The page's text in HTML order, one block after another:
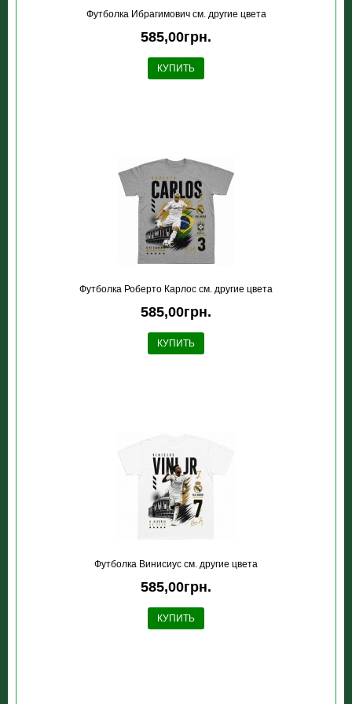
Футболка Ибрагимович см. другие цвета
585,00грн.
КУПИТЬ
Футболка Роберто Карлос см. другие цвета
585,00грн.
КУПИТЬ
Футболка Винисиус см. другие цвета
585,00грн.
КУПИТЬ